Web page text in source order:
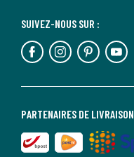
PARTENAIRES DE LIVRAISON
SUIVEZ-NOUS SUR :